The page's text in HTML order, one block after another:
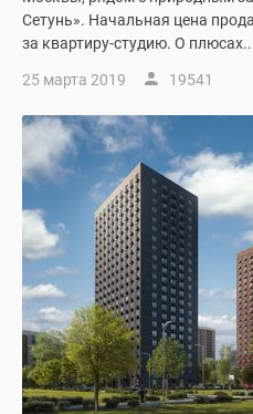
Сетунь». Начальная цена
за квартиру-студию. О
25 марта 2019 19541